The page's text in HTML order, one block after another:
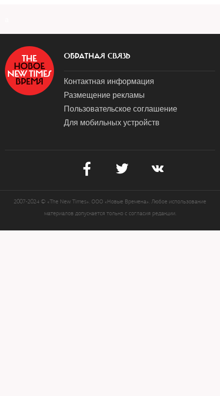
ОБРАТНАЯ СВЯЗЬ
Контактная информация
Размещение рекламы
Пользовательское соглашение
Для мобильных устройств
2007-2024 © «The New Times». ООО «Новые Времена». Любое использование
материалов допускается только с согласия редакции.